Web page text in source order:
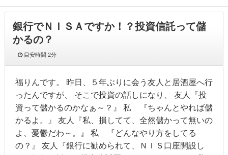
銀行でＮＩＳＡですか！？投資信託って儲
かるの？
目安時間2分
福りんです。 昨日、５年ぶりに会う友人と居酒屋へ行
ったんですが、 そこで投資の話しになり、 友人『投
資って儲かるのかなぁ～？』 私 『ちゃんとやれば儲
かるよ。』 友人『私、損してて、全然儲かって無いの
よ、憂鬱だわ～。』 私 『どんなやり方をしてる
の？』 友人『銀行に勧められて、ＮＩＳ口座開設し